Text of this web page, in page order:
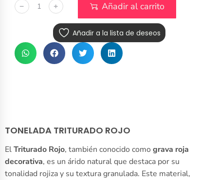
﹣ ﹢ Añadir al carrito
Añadir a la lista de deseos
TONELADA TRITURADO ROJO
ElTriturado Rojo, también conocido como grava roja
decorativa, es un árido natural que destaca por su
tonalidad rojiza y su textura granulada. Este material,